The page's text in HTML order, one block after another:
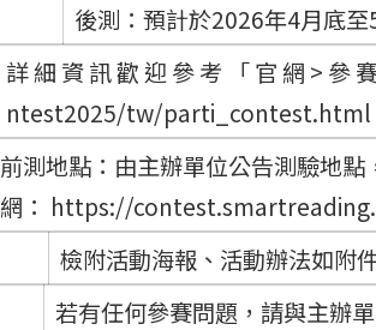
後測：預計於2026年4月底至
詳 細 資 訊 歡 迎 參 考 「 官 網 >
ntest2025/tw/parti_contest.html
前測地點：由主辦單位公告測驗地
網： https://
檢附活動海報、活動辦法如附
若有任何參賽問題，請與主辦